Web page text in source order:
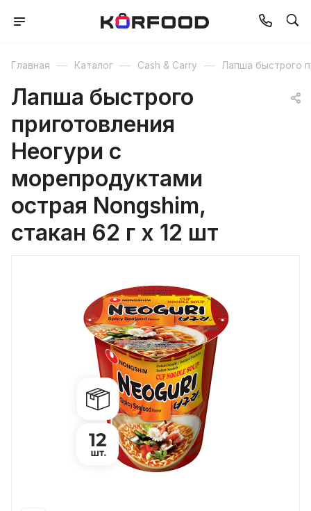
Главная — Каталог — Cash & Carry — Лапша быстрого
Лапша быстрого
приготовления
Неогури с
морепродуктами
острая Nongshim,
стакан 62 г х 12 шт